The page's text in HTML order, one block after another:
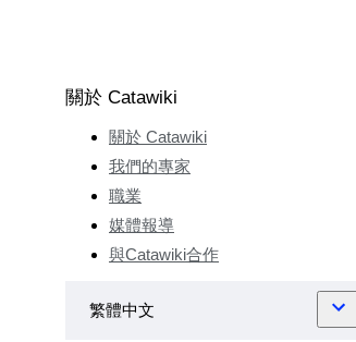
關於 Catawiki
關於 Catawiki
我們的專家
職業
媒體報導
與Catawiki合作